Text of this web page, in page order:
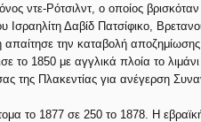
ντε-Ρότσιλντ, ο οποίος
Ισραηλίτη Δαβίδ Πατσίφικο,
την καταβολή
το 1850 με αγγλικά πλοία το
της Πλακεντίας για ανέγερση
το 1877 σε 250 το 1878. Η